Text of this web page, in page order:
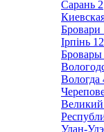
Сарань 2
Бровари
Ірпінь 12
Бровары
Вологда
Улан-Удэ